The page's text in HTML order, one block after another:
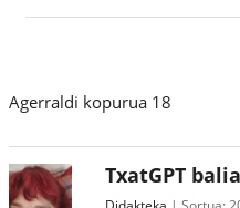
Agerraldi kopurua 18
TxatGPT